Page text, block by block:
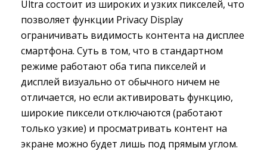
Ultra состоит из широких и узких пикселей, что
позволяет функции Privacy Display
ограничивать видимость контента на дисплее
смартфона. Суть в том, что в стандартном
режиме работают оба типа пикселей и
дисплей визуально от обычного ничем не
отличается, но если активировать функцию,
широкие пиксели отключаются (работают
только узкие) и просматривать контент на
экране можно будет лишь под прямым углом.